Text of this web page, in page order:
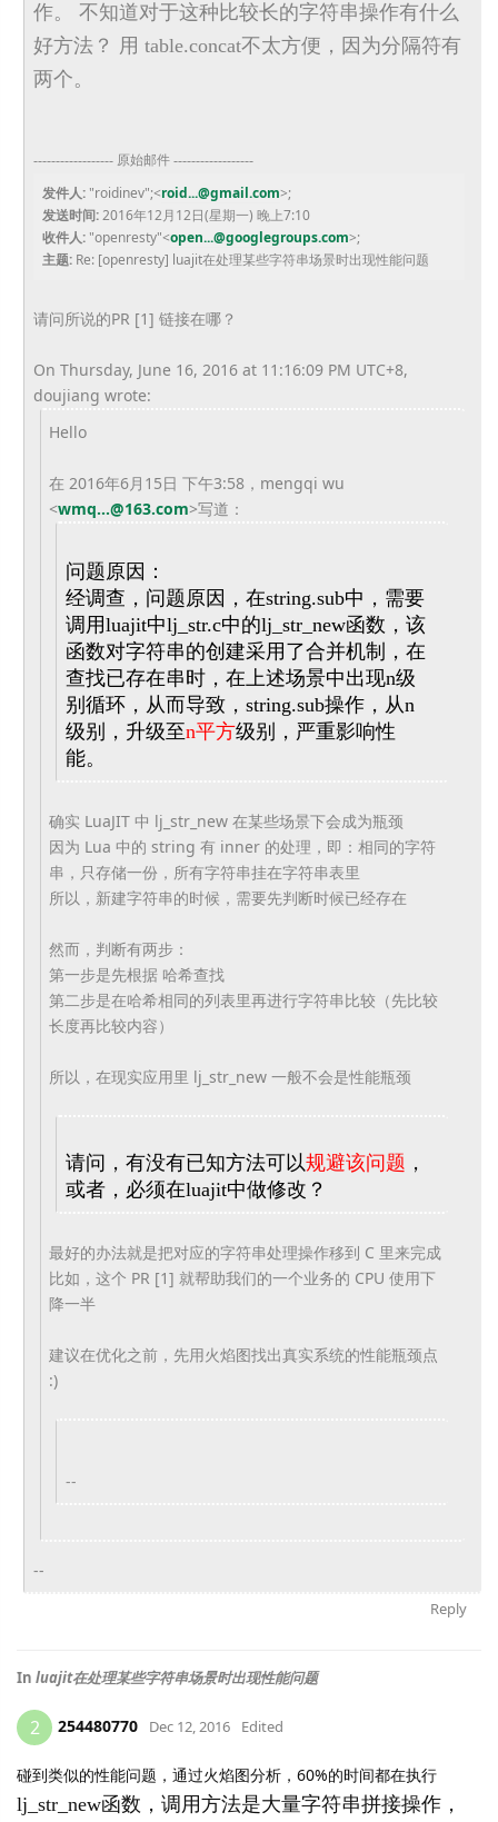
作。 不知道对于这种比较长的字符串操作有什么
好方法？ 用 table.concat不太方便，因为分隔符有
两个。
------------------ 原始邮件 ------------------
发件人:"roidinev";<roid...@gmail.com>;
发送时间:2016年12月12日(星期一) 晚上7:10
收件人:"openresty"<open...@googlegroups.com>;
主题:Re: [openresty] luajit在处理某些字符串场景时出现性能问题
请问所说的PR [1] 链接在哪？
On Thursday, June 16, 2016 at 11:16:09 PM UTC+8,
doujiang wrote:
Hello
在 2016年6月15日 下午3:58，mengqi wu
<wmq...@163.com>写道：
问题原因：
经调查，问题原因，在string.sub中， 需要
调用luajit中lj_str.c中的lj_str_ new函数，该
函数对字符串的创建采用了合并机制， 在
查找已存在串时，在上述场景中出现n级
别循环，从而导致， string.sub操作，从n
级别，升级至n平方级别， 严重影响性
能。
确实 LuaJIT 中 lj_str_new 在某些场景下会成为瓶颈
因为 Lua 中的 string 有 inner 的处理，即：相同的字符
串，只存储一份， 所有字符串挂在字符串表里
所以，新建字符串的时候，需要先判断时候已经存在
然而，判断有两步：
第一步是先根据 哈希查找
第二步是在哈希相同的列表里再进行字符串比较（先比较
长度再比较内容）
所以，在现实应用里 lj_str_new 一般不会是性能瓶颈
请问，有没有已知方法可以规避该问题 ，
或者， 必须在luajit中做修改？
最好的办法就是把对应的字符串处理操作移到 C 里来完成
比如，这个 PR [1] 就帮助我们的一个业务的 CPU 使用下
降一半
建议在优化之前，先用火焰图找出真实系统的性能瓶颈点
:)
--
--
Reply
In luajit在处理某些字符串场景时出现性能问题
2 254480770 Dec 12, 2016 Edited
碰到类似的性能问题，通过火焰图分析，60%的时间都在执行
lj_str_ new函数，调用方法是大量字符串拼接操作，